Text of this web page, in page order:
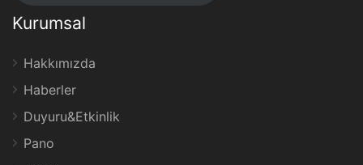
Kurumsal
Hakkımızda
Haberler
Duyuru&Etkinlik
Pano